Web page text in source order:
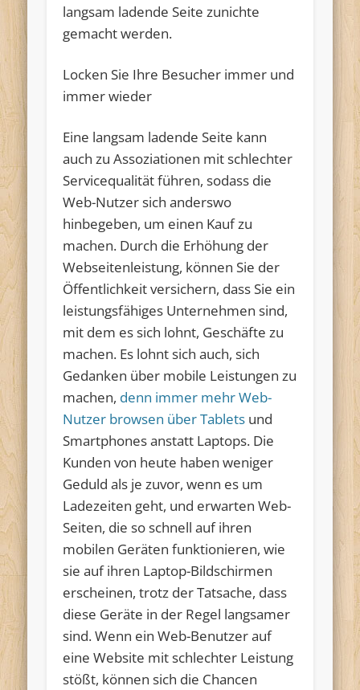
langsam ladende Seite zunichte
gemacht werden.
Locken Sie Ihre Besucher immer und
immer wieder
Eine langsam ladende Seite kann
auch zu Assoziationen mit schlechter
Servicequalität führen, sodass die
Web-Nutzer sich anderswo
hinbegeben, um einen Kauf zu
machen. Durch die Erhöhung der
Webseitenleistung, können Sie der
Öffentlichkeit versichern, dass Sie ein
leistungsfähiges Unternehmen sind,
mit dem es sich lohnt, Geschäfte zu
machen. Es lohnt sich auch, sich
Gedanken über mobile Leistungen zu
machen, denn immer mehr Web-
Nutzer browsen über Tablets und
Smartphones anstatt Laptops. Die
Kunden von heute haben weniger
Geduld als je zuvor, wenn es um
Ladezeiten geht, und erwarten Web-
Seiten, die so schnell auf ihren
mobilen Geräten funktionieren, wie
sie auf ihren Laptop-Bildschirmen
erscheinen, trotz der Tatsache, dass
diese Geräte in der Regel langsamer
sind. Wenn ein Web-Benutzer auf
eine Website mit schlechter Leistung
stößt, können sich die Chancen